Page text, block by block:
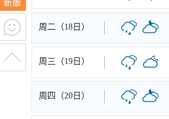
周二（18日）
周三（19日）
周四（20日）